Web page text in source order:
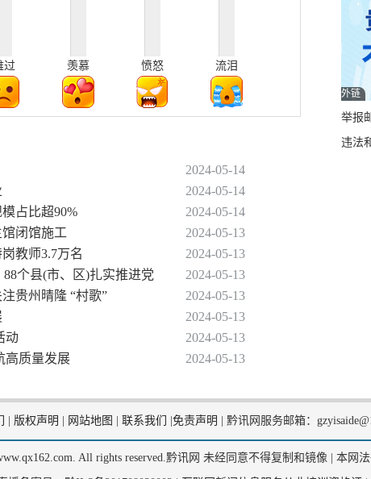
过 羡慕 愤怒 流泪
2024-05-14
2024-05-14
占比超90%
2024-05-14
闭馆施工
2024-05-13
教师3.7万名
2024-05-13
个县(市、区)扎实推进党
2024-05-13
贵州晴隆 “村歌”
2024-05-13
2024-05-13
动
2024-05-13
高质量发展
2024-05-13
外链
举报
违法
版权声明 网站地图 联系我们 免责声明 黔讯网服务邮箱：
All rights reserved.黔讯网 未经同意不得复制和镜像 | 本网